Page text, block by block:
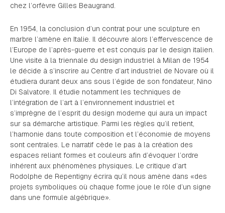
chez l’orfèvre Gilles Beaugrand.
En 1954, la conclusion d’un contrat pour une sculpture en
marbre l’amène en Italie. Il découvre alors l’effervescence de
l’Europe de l’après-guerre et est conquis par le design italien.
Une visite à la triennale du design industriel à Milan de 1954
le décide à s’inscrire au Centre d’art industriel de Novare où il
étudiera durant deux ans sous l’égide de son fondateur, Nino
Di Salvatore. Il étudie notamment les techniques de
l’intégration de l’art à l’environnement industriel et
s’imprègne de l’esprit du design moderne qui aura un impact
sur sa démarche artistique. Parmi les règles qu’il retient,
l’harmonie dans toute composition et l’économie de moyens
sont centrales. Le narratif cède le pas à la création des
espaces reliant formes et couleurs afin d’évoquer l’ordre
inhérent aux phénomènes physiques. Le critique d’art
Rodolphe de Repentigny écrira qu’il nous amène dans «des
projets symboliques où chaque forme joue le rôle d’un signe
dans une formule algébrique».